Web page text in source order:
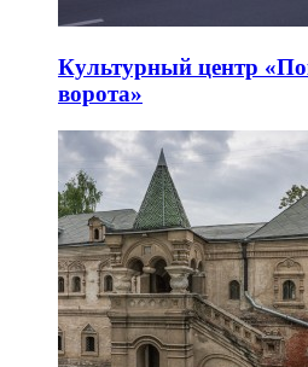
Культурный центр
ворота»